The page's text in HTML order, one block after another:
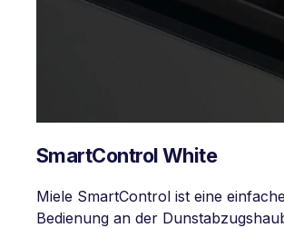
SmartControl White
Miele SmartControl ist eine
Bedienung an der